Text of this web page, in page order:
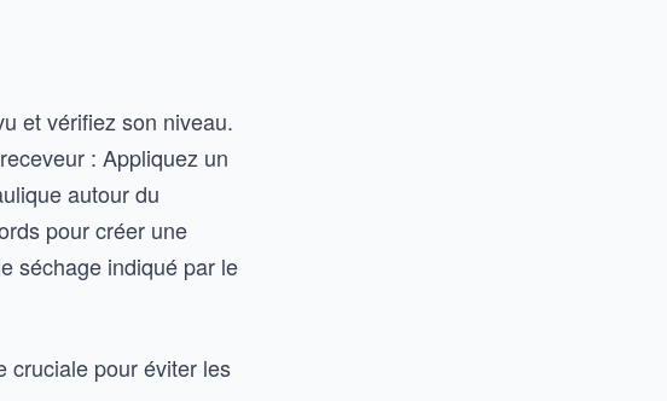
et vérifiez son niveau.
: Appliquez un
autour du
pour créer une
séchage indiqué par le
cruciale pour éviter les